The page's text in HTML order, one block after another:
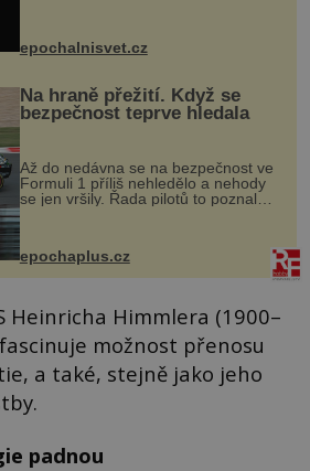
vstupenka...
epochalnisvet.cz
Na hraně přežití. Když se
bezpečnost teprve hledala
Až do nedávna se na bezpečnost ve
Formuli 1 příliš nehledělo a nehody
se jen vršily. Řada pilotů to poznala
na vlastní kůži, často s trvalými
následky nebo bohužel i ztrátou
života. Dnes nepochopiteln...
epochaplus.cz
Heinricha Himmlera (1900–
možnost přenosu
a také, stejně jako jeho
padnou